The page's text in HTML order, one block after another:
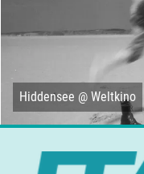
Hiddensee @ Weltkino